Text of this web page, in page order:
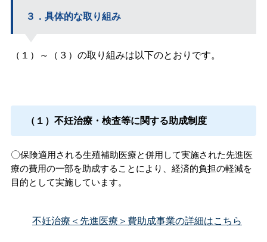
３．具体的な取り組み
（１）～（３）の取り組みは以下のとおりです。
（１）不妊治療・検査等に関する助成制度
〇保険適用される生殖補助医療と併用して実施された先進医
療の費用の一部を助成することにより、経済的負担の軽減を
目的として実施しています。
不妊治療＜先進医療＞費助成事業の詳細はこちら